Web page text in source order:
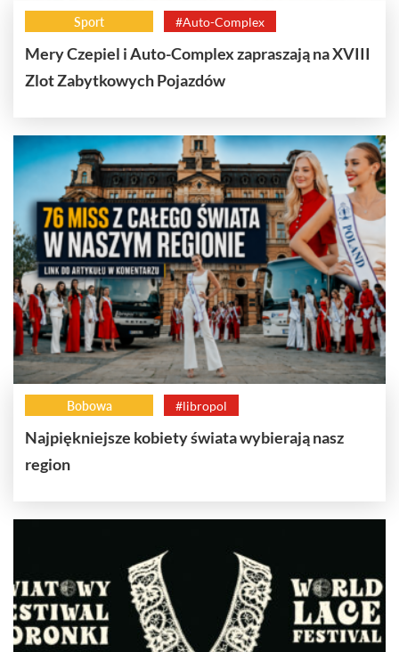
Sport #Auto-Complex
Mery Czepiel i Auto-Complex zapraszają na XVIII
Zlot Zabytkowych Pojazdów
Bobowa #libropol
Najpiękniejsze kobiety świata wybierają nasz
region